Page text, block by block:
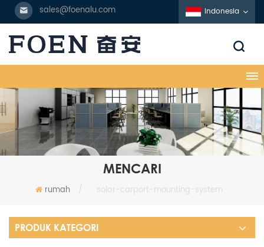
sales@foenalu.com Indonesia
MENCARI
rumah / solar-carport-mounting-system
PRODUK KATEGORI